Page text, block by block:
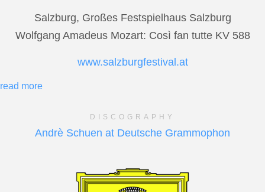
Salzburg, Großes Festspielhaus Salzburg
Wolfgang Amadeus Mozart: Così fan tutte KV 588
www.salzburgfestival.at
read more
DISCOGRAPHY
Andrè Schuen at Deutsche Grammophon